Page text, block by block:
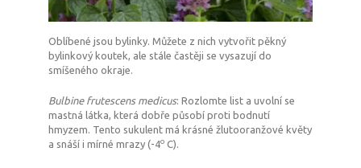
Oblíbené jsou bylinky. Můžete z nich vytvořit pěkný
bylinkový koutek, ale stále častěji se vysazují do
smíšeného okraje.
Bulbine frutescens medicus: Rozlomte list a uvolní se
mastná látka, která dobře působí proti bodnutí
hmyzem. Tento sukulent má krásné žlutooranžové květy
a snáší i mírné mrazy (-4o C).